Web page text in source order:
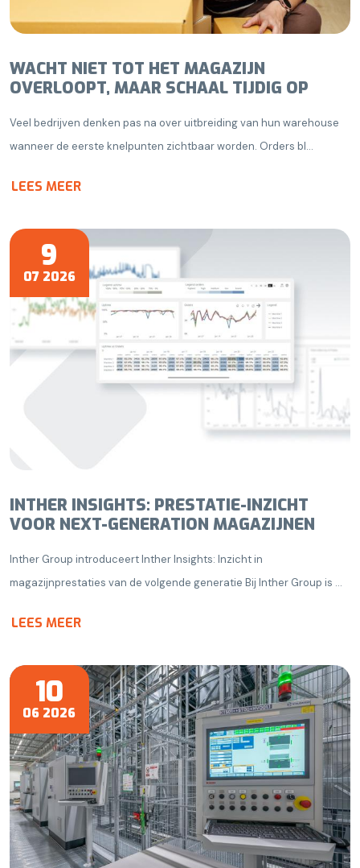
WACHT NIET TOT HET MAGAZIJN
OVERLOOPT, MAAR SCHAAL TIJDIG OP
Veel bedrijven denken pas na over uitbreiding van hun warehouse
wanneer de eerste knelpunten zichtbaar worden. Orders bl...
LEES MEER
9
07 2026
INTHER INSIGHTS: PRESTATIE-INZICHT
VOOR NEXT-GENERATION MAGAZIJNEN
Inther Group introduceert Inther Insights: Inzicht in
magazijnprestaties van de volgende generatie Bij Inther Group is ...
LEES MEER
10
06 2026